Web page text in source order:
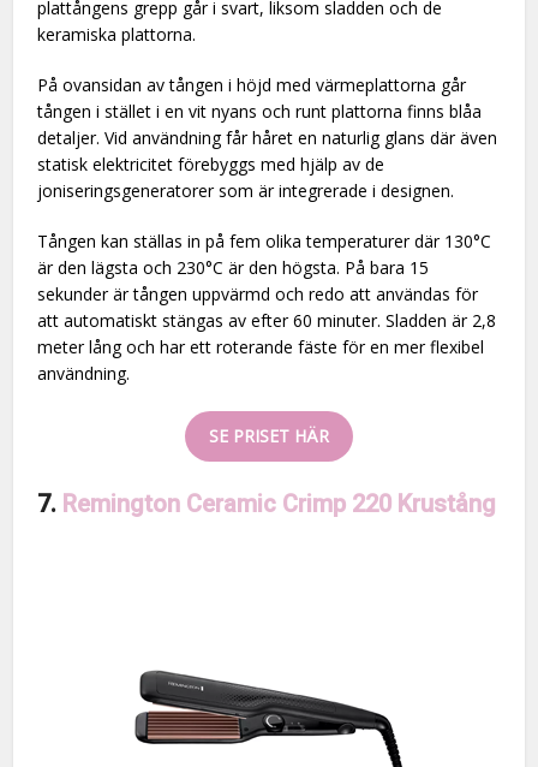
plattångens grepp går i svart, liksom sladden och de
keramiska plattorna.
På ovansidan av tången i höjd med värmeplattorna går
tången i stället i en vit nyans och runt plattorna finns blåa
detaljer. Vid användning får håret en naturlig glans där även
statisk elektricitet förebyggs med hjälp av de
joniseringsgeneratorer som är integrerade i designen.
Tången kan ställas in på fem olika temperaturer där 130°C
är den lägsta och 230°C är den högsta. På bara 15
sekunder är tången uppvärmd och redo att användas för
att automatiskt stängas av efter 60 minuter. Sladden är 2,8
meter lång och har ett roterande fäste för en mer flexibel
användning.
SE PRISET HÄR
7. Remington Ceramic Crimp 220 Krustång